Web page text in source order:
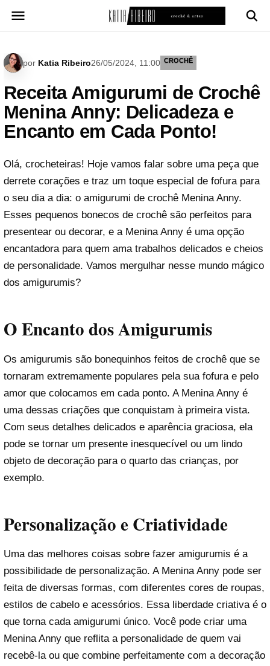
para
por Katia Ribeiro26/05/2024, 11:00 CROCHÊ
Receita Amigurumi de Crochê
Menina Anny: Delicadeza e
Encanto em Cada Ponto!
Olá, crocheteiras! Hoje vamos falar sobre uma peça que
derrete corações e traz um toque especial de fofura para
o seu dia a dia: o amigurumi de crochê Menina Anny.
Esses pequenos bonecos de crochê são perfeitos para
presentear ou decorar, e a Menina Anny é uma opção
encantadora para quem ama trabalhos delicados e cheios
de personalidade. Vamos mergulhar nesse mundo mágico
dos amigurumis?
O Encanto dos Amigurumis
Os amigurumis são bonequinhos feitos de crochê que se
tornaram extremamente populares pela sua fofura e pelo
amor que colocamos em cada ponto. A Menina Anny é
uma dessas criações que conquistam à primeira vista.
Com seus detalhes delicados e aparência graciosa, ela
pode se tornar um presente inesquecível ou um lindo
objeto de decoração para o quarto das crianças, por
exemplo.
Personalização e Criatividade
Uma das melhores coisas sobre fazer amigurumis é a
possibilidade de personalização. A Menina Anny pode ser
feita de diversas formas, com diferentes cores de roupas,
estilos de cabelo e acessórios. Essa liberdade criativa é o
que torna cada amigurumi único. Você pode criar uma
Menina Anny que reflita a personalidade de quem vai
recebê-la ou que combine perfeitamente com a decoração